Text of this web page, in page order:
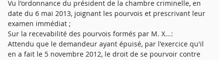
Vu l'ordonnance du président de la chambre criminelle, en
date du 6 mai 2013, joignant les pourvois et prescrivant leur
examen immédiat ;
Sur la recevabilité des pourvois formés par M. X...:
Attendu que le demandeur ayant épuisé, par l'exercice qu'il
en a fait le 5 novembre 2012, le droit de se pourvoir contre